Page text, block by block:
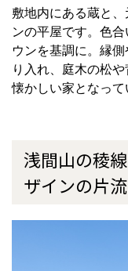
敷地内にある蔵と
ンの平屋です。色
ウンを基調に。縁
り入れ、庭木の松
懐かしい家となって
浅間山の稜
ザインの片